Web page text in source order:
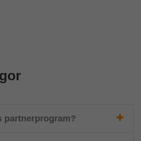
partnerprogram?